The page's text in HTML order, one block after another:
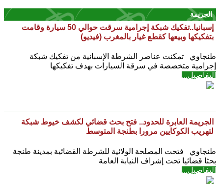
الجريمة
إسبانيا..تفكيك شبكة إجرامية سرقت حوالي 50 سيارة وقامت
بتفكيكها وبيعها كقطع غيار بالمغرب (فيديو)
طنجاوي تمكنت عناصر الشرطة الإسبانية من تفكيك شبكة
إجرامية متخصصة في سرقة السيارات بهدف تفكيكها
التفاصيل...
الجريمة العابرة للحدود.. فتح بحث قضائي لكشف خيوط شبكة
لتهريب الكوكايين مرورا بطنجة المتوسط
طنجاوي فتحت المصلحة الولائية للشرطة القضائية بمدينة طنجة
بحثا قضائيا تحت إشراف النيابة العامة
التفاصيل...